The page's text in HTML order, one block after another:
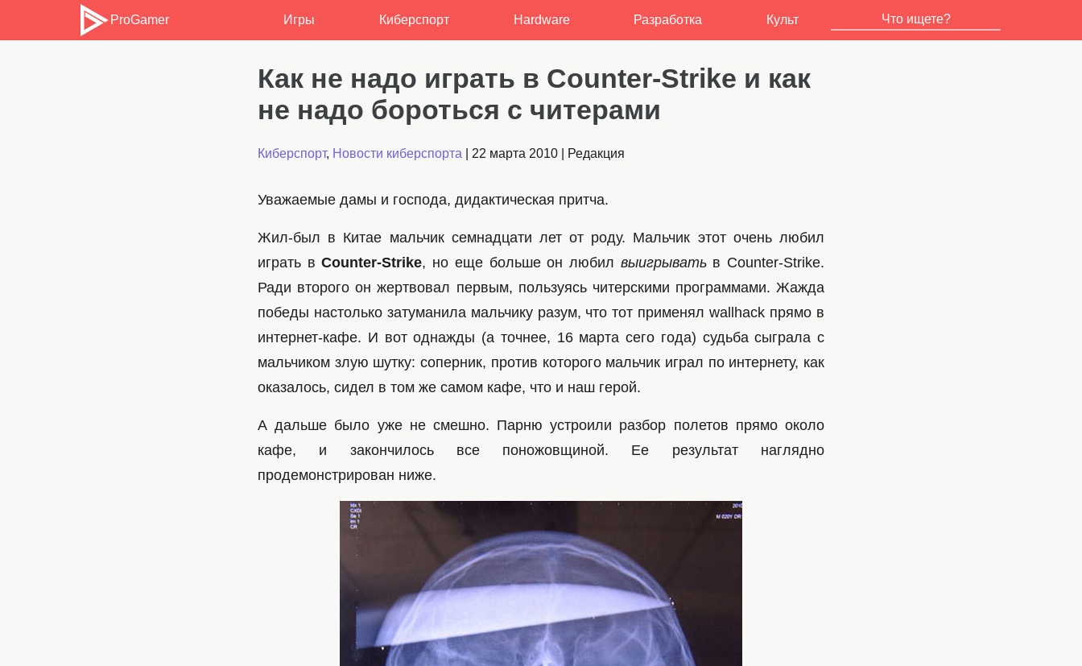
ProGamer Игры Киберспорт Hardware Разработка Культ
Как не надо играть в Counter-Strike и как
не надо бороться с читерами
Киберспорт, Новости киберспорта 22 марта 2010 Редакция
Уважаемые дамы и господа, дидактическая притча.
Жил-был в Китае мальчик семнадцати лет от роду. Мальчик этот очень любил
играть вCounter-Strike, но еще больше он любил выигрыватьв Counter-Strike.
Ради второго он жертвовал первым, пользуясь читерскими программами. Жажда
победы настолько затуманила мальчику разум, что тот применял wallhack прямо в
интернет-кафе. И вот однажды (а точнее, 16 марта сего года) судьба сыграла с
мальчиком злую шутку: соперник, против которого мальчик играл по интернету, как
оказалось, сидел в том же самом кафе, что и наш герой.
А дальше было уже не смешно. Парню устроили разбор полетов прямо около
кафе, и закончилось все поножовщиной. Ее результат наглядно
продемонстрирован ниже.